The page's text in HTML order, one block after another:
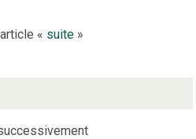
« suite»